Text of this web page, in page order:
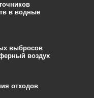
в водные
выбросов
воздух
отходов